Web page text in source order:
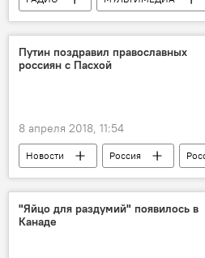
Здоровье
ЖИЗНЬ
Путин поздравил православных
россиян с Пасхой
8 апреля 2018, 11:54
Новости Россия
Владимир Путин
Пасха
"Яйцо для раздумий" появилось в
Канаде